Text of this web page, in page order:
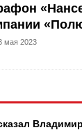
мая 2023